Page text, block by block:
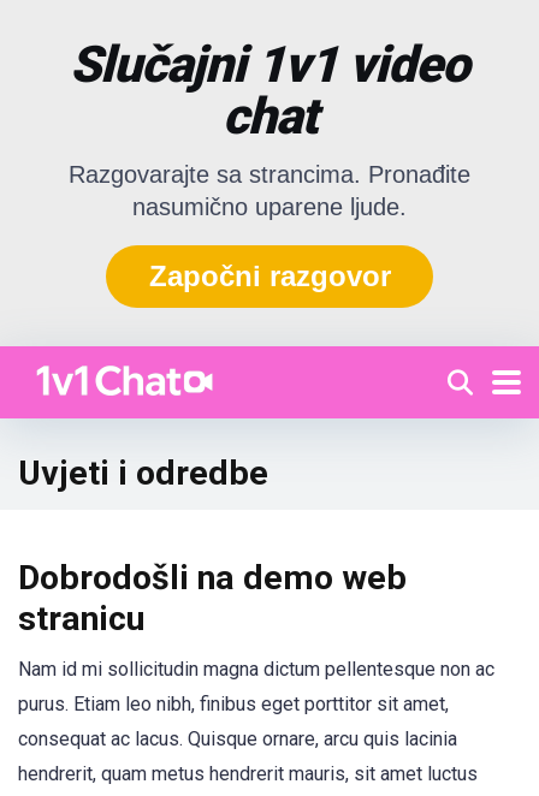
Slučajni 1v1 video
chat
Razgovarajte sa strancima. Pronađite
nasumično uparene ljude.
Započni razgovor
Uvjeti i odredbe
Dobrodošli na demo web
stranicu
Nam id mi sollicitudin magna dictum pellentesque non ac
purus. Etiam leo nibh, finibus eget porttitor sit amet,
consequat ac lacus. Quisque ornare, arcu quis lacinia
hendrerit, quam metus hendrerit mauris, sit amet luctus